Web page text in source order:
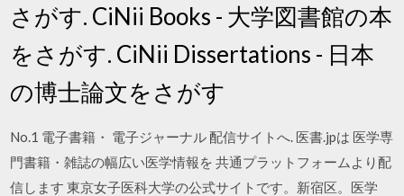
さがす. CiNii Books - 大学図書館の本
をさがす. CiNii Dissertations - 日本
の博士論文をさがす
No.1 電子書籍・ 電子ジャーナル 配信サイトへ. 医書.jpは 医学専
門書籍・雑誌の幅広い医学情報を 共通プラットフォームより配
信します 東京女子医科大学の公式サイトです。新宿区。医学